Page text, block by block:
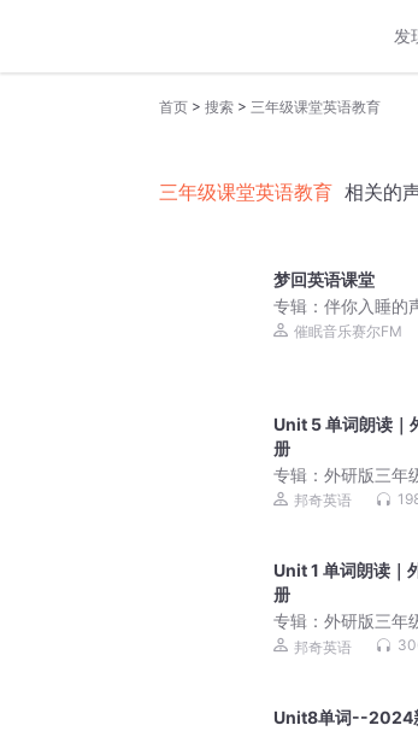
发
首页 > 搜索 > 三年级课堂英语教育
三年级课堂英语教育 相关的
梦回英语课堂
专辑： 伴你入睡的
催眠音乐赛尔FM
Unit 5 单词朗读｜
册
专辑： 外研版三年
朗读邦奇英语
Unit 1 单词朗读｜
册
专辑： 外研版三年
朗读邦奇英语
Unit8单词--2024